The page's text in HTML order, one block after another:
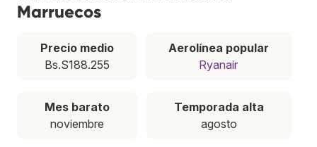
Marruecos
Precio medio
Bs.S188.255
Aerolínea popular
Ryanair
Mes barato
noviembre
Temporada alta
agosto